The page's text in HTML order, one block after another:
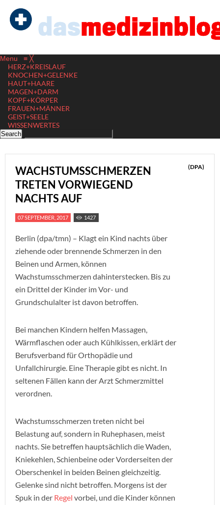
Menu ≡ ╳
HERZ+KREISLAUF
KNOCHEN+GELENKE
HAUT+HAARE
MAGEN+DARM
KOPF+KÖRPER
FRAUEN+MÄNNER
GEIST+SEELE
WISSENWERTES
WACHSTUMSSCHMERZEN
TRETEN VORWIEGEND
NACHTS AUF
(DPA)
07 SEPTEMBER, 2017 1427
Berlin (dpa/tmn) – Klagt ein Kind nachts über
ziehende oder brennende Schmerzen in den
Beinen und Armen, können
Wachstumsschmerzen dahinterstecken. Bis zu
ein Drittel der Kinder im Vor- und
Grundschulalter ist davon betroffen.
Bei manchen Kindern helfen Massagen,
Wärmflaschen oder auch Kühlkissen, erklärt der
Berufsverband für Orthopädie und
Unfallchirurgie. Eine Therapie gibt es nicht. In
seltenen Fällen kann der Arzt Schmerzmittel
verordnen.
Wachstumsschmerzen treten nicht bei
Belastung auf, sondern in Ruhephasen, meist
nachts. Sie betreffen hauptsächlich die Waden,
Kniekehlen, Schienbeine oder Vorderseiten der
Oberschenkel in beiden Beinen gleichzeitig.
Gelenke sind nicht betroffen. Morgens ist der
Spuk in der Regel vorbei, und die Kinder können